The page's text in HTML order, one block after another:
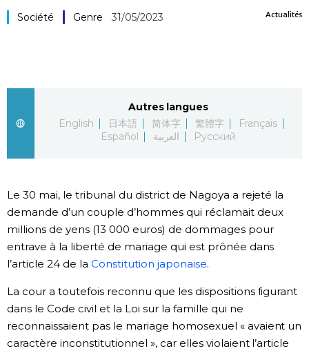
Infos de base
Politique
Économie
Culture
Gastronomie
Le japonais
En plus
Actualités
Société Genre 31/05/2023
Autres langues
English
日本語 简体字 繁體字
Français
Español
العربية Русский
Le 30 mai, le tribunal du district de Nagoya a rejeté la
demande d’un couple d’hommes qui réclamait deux
millions de yens (13 000 euros) de dommages pour
entrave à la liberté de mariage qui est prônée dans
l’article 24 de la Constitution japonaise.
La cour a toutefois reconnu que les dispositions figurant
dans le Code civil et la Loi sur la famille qui ne
reconnaissaient pas le mariage homosexuel « avaient un
caractère inconstitutionnel », car elles violaient l’article